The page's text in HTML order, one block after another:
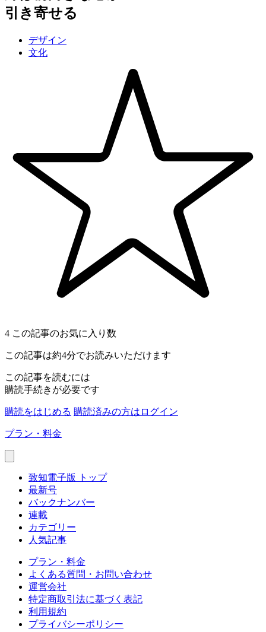
引き寄せる
デザイン
文化
4 この記事のお気に入り数
この記事は約4分でお読みいただけます
この記事を読むには
購読手続きが必要です
購読をはじめる 購読済みの方はログイン
プラン・料金
致知電子版 トップ
最新号
バックナンバー
連載
カテゴリー
人気記事
プラン・料金
よくある質問・お問い合わせ
運営会社
特定商取引法に基づく表記
利用規約
プライバシーポリシー